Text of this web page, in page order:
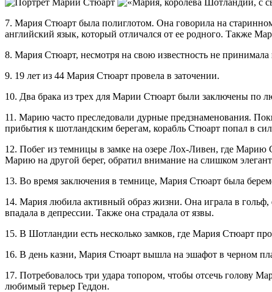
7. Мария Стюарт была полиглотом. Она говорила на
английский язык, который отличался от ее родного. Также
8. Мария Стюарт, несмотря на свою известность не
9. 19 лет из 44 Мария Стюарт провела в заточении.
10. Два брака из трех для Марии Стюарт были заключены по
11. Марию часто преследовали дурные предзнаменования.
прибытия к шотландским берегам, корабль Стюарт попал в
12. Побег из темницы в замке на озере Лох-Ливен, где
Марию на другой берег, обратил внимание на слишком
13. Во время заключения в темнице, Мария Стюарт была
14. Мария любила активный образ жизни. Она играла в
впадала в депрессии. Также она страдала от язвы.
15. В Шотландии есть несколько замков, где Мария Стюарт
16. В день казни, Мария Стюарт вышла на эшафот в черном
17. Потребовалось три удара топором, чтобы отсечь голову
любимый терьер Геддон.